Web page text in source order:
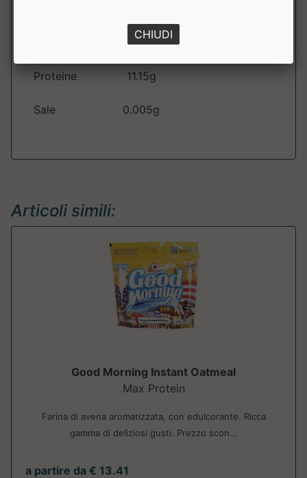
5.50g
Proteine 11.15g
Sale 0.005g
Articoli simili:
Good Morning Instant Oatmeal
Max Protein
Farina di avena aromatizzata, con edulcorante. Ricca
gamma di deliziosi gusti. Prezzo scon...
a partire da € 13.41
CHIUDI